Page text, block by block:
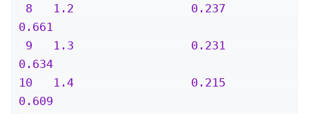
0.661
0.634
10   1.4                 0.215
0.609